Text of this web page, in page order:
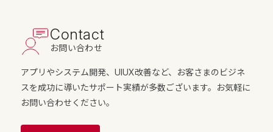
Contact
お問い合わせ
アプリやシステム開発、UIUX改善など、お客さまのビジネ
スを成功に導いたサポート実績が多数ございます。お気軽に
お問い合わせください。